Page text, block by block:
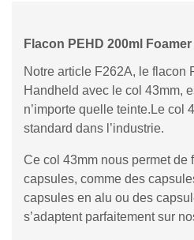
Flacon PEHD 200ml
Notre article F262A, le flacon
Handheld avec le col 43mm,
n’importe quelle teinte.Le col
standard dans l’industrie.
Ce col 43mm nous permet de
capsules, comme des
capsules en alu ou des
s’adaptent parfaitement sur